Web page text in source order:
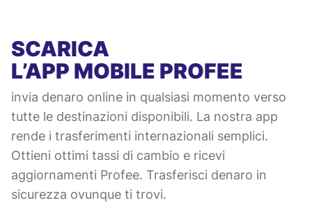
SCARICA
L’APP MOBILE PROFEE
invia denaro online in qualsiasi momento verso
tutte le destinazioni disponibili. La nostra app
rende i trasferimenti internazionali semplici.
Ottieni ottimi tassi di cambio e ricevi
aggiornamenti Profee. Trasferisci denaro in
sicurezza ovunque ti trovi.